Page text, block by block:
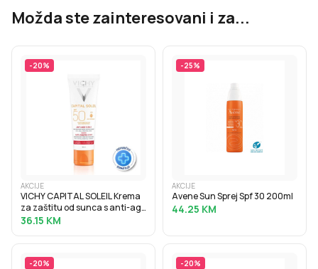
Možda ste zainteresovani i za...
-20%
AKCIJE
VICHY CAPITAL SOLEIL Krema
za zaštitu od sunca s anti-age
efektom SPF50, 50 ml
36.15 KM
-25%
AKCIJE
Avene Sun Sprej Spf 30 200ml
44.25 KM
-20% -20%